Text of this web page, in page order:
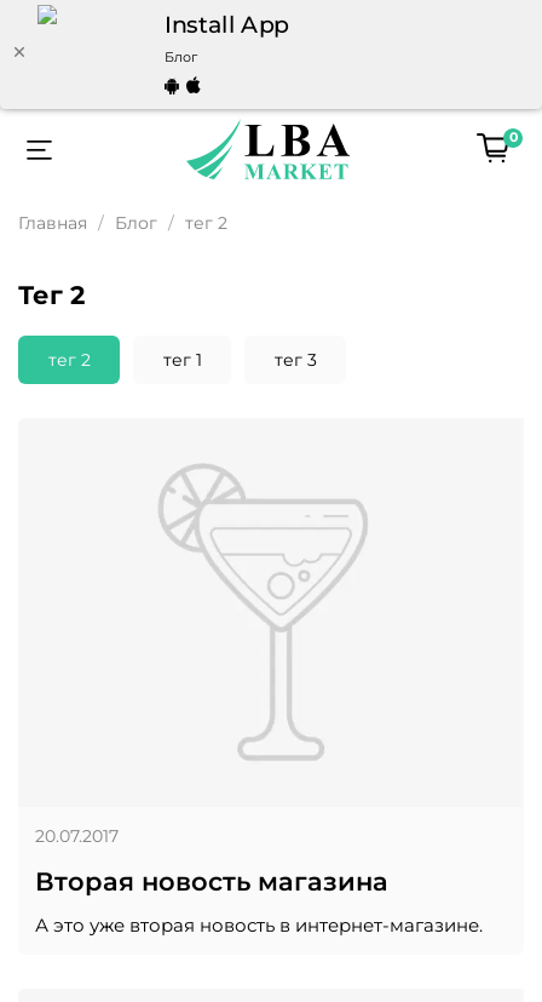
Install App
Блог
0
Главная Блог тег 2
тег 2
тег 2 тег 1 тег 3
Вторая новость магазина
А это уже вторая новость в интернет-магазине.
20.07.2017